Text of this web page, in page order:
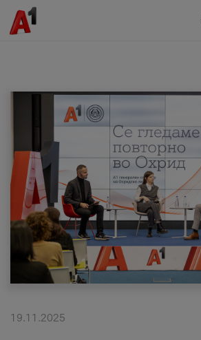
МК SQ
Приватни Деловни
Поддршка
Надополни кредит
19.11.2025